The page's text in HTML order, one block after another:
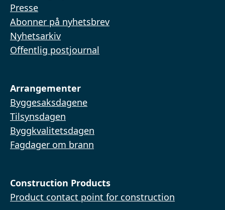
Presse
Abonner på nyhetsbrev
Nyhetsarkiv
Offentlig postjournal
Arrangementer
Byggesaksdagene
Tilsynsdagen
Byggkvalitetsdagen
Fagdager om brann
Construction Products
Product contact point for construction